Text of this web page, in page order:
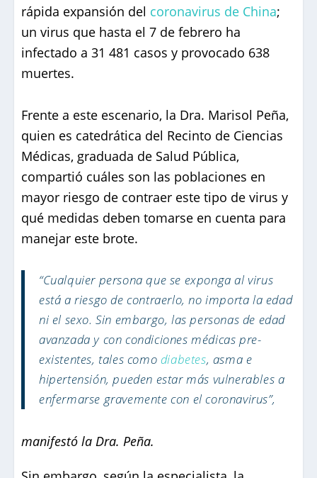
rápida expansión del coronavirus de China;
un virus que hasta el 7 de febrero ha
infectado a 31 481 casos y provocado 638
muertes.
Frente a este escenario, la Dra. Marisol Peña,
quien es catedrática del Recinto de Ciencias
Médicas, graduada de Salud Pública,
compartió cuáles son las poblaciones en
mayor riesgo de contraer este tipo de virus y
qué medidas deben tomarse en cuenta para
manejar este brote.
“Cualquier persona que se exponga al virus
está a riesgo de contraerlo, no importa la edad
ni el sexo. Sin embargo, las personas de edad
avanzada y con condiciones médicas pre-
existentes, tales como diabetes, asma e
hipertensión, pueden estar más vulnerables a
enfermarse gravemente con el coronavirus”,
manifestó la Dra. Peña.